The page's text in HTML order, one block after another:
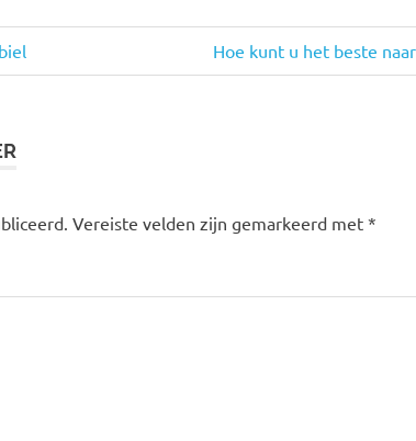
Volgende
bericht:
Hoe kunt u het beste
Vereiste velden zijn gemarkeerd met *